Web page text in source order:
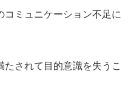
ミュニケーション不足に
されて目的意識を失うこ